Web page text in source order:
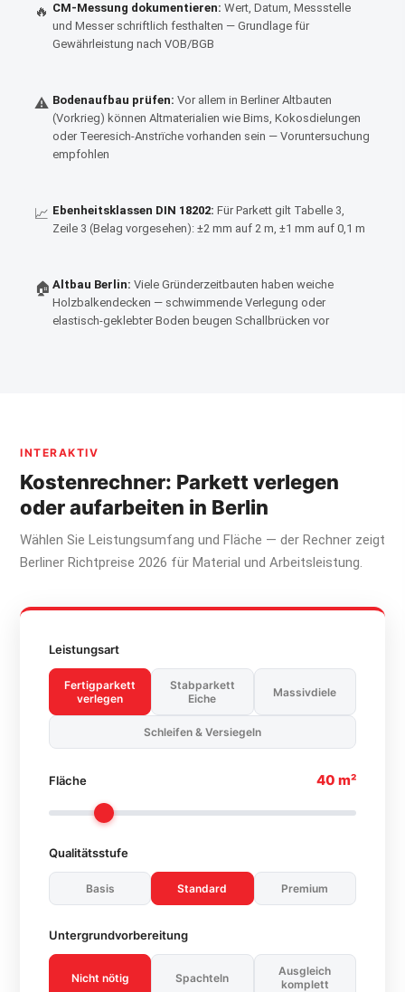
🔥 CM-Messung dokumentieren: Wert, Datum, Messstelle
und Messer schriftlich festhalten — Grundlage für
Gewährleistung nach VOB/BGB
⚠ Bodenaufbau prüfen: Vor allem in Berliner Altbauten
(Vorkrieg) können Altmaterialien wie Bims, Kokosdielungen
oder Teeresich-Anstrïche vorhanden sein — Voruntersuchung
empfohlen
📈 Ebenheitsklassen DIN 18202: Für Parkett gilt Tabelle 3,
Zeile 3 (Belag vorgesehen): ±2 mm auf 2 m, ±1 mm auf 0,1 m
🏠 Altbau Berlin: Viele Gründerzeitbauten haben weiche
Holzbalkendecken — schwimmende Verlegung oder
elastisch-geklebter Boden beugen Schallbrücken vor
INTERAKTIV
Kostenrechner: Parkett verlegen
oder aufarbeiten in Berlin
Wählen Sie Leistungsumfang und Fläche — der Rechner zeigt
Berliner Richtpreise 2026 für Material und Arbeitsleistung.
Leistungsart
Fertigparkett
verlegen
Stabparkett
Eiche
Massivdiele
Schleifen & Versiegeln
Fläche 40 m²
Qualitätsstufe
Basis Standard Premium
Untergrundvorbereitung
Nicht nötig Spachteln
Ausgleich
komplett